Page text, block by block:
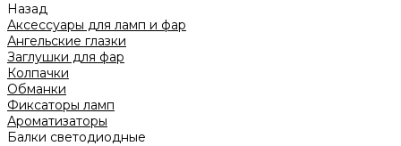
Назад
Аксессуары для ламп и фар
Ангельские глазки
Заглушки для фар
Колпачки
Обманки
Фиксаторы ламп
Ароматизаторы
Балки светодиодные